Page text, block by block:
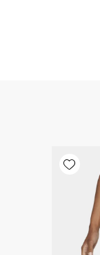
Add wishlist